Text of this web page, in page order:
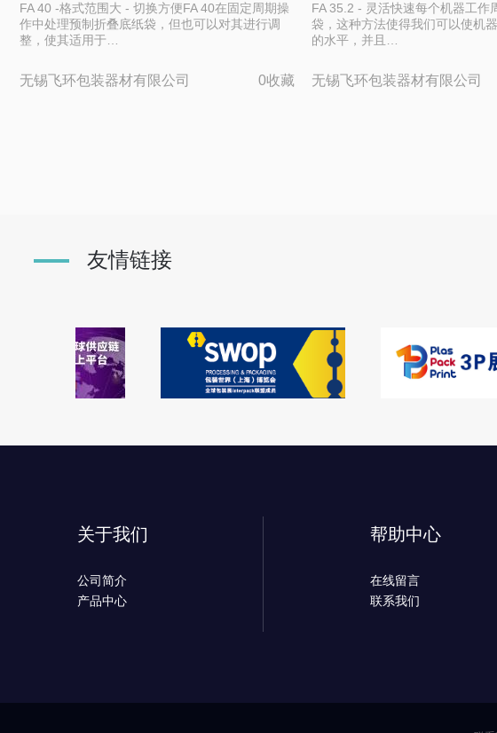
FA 40 -格式范围大 - 切换方便FA 40在固定周期操
作中处理预制折叠底纸袋，但也可以对其进行调
整，使其适用于…
无锡飞环包装器材有限公司 0收藏
FA 35.2 - 灵活快速每个机器工作
袋，这种方法使得我们可以使机
的水平，并且…
无锡飞环包装器材有限公司
友情链接
关于我们
公司简介
产品中心
帮助中心
在线留言
联系我们